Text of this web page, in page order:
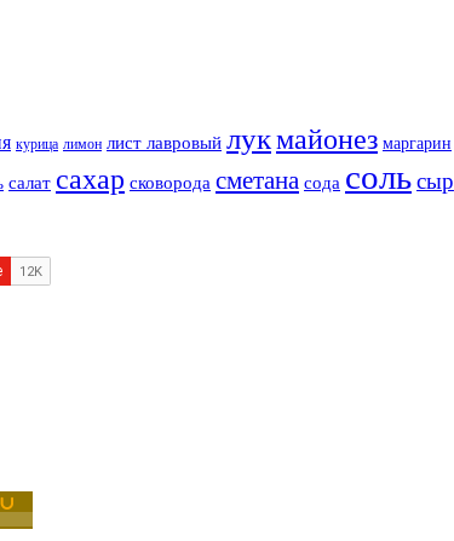
курица лимон лист лавровый лукмайонез маргарин
салат сахар сковорода сметана сода сольсыр